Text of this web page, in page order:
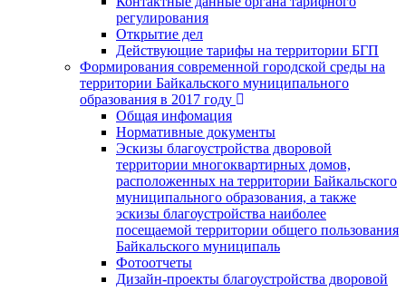
регулирования
Открытие дел
Действующие тарифы на территории БГП
Формирования современной городской среды на
территории Байкальского муниципального
образования в 2017 году
Общая инфомация
Нормативные документы
Эскизы благоустройства дворовой
территории многоквартирных домов,
расположенных на территории Байкальского
муниципального образования, а также
эскизы благоустройства наиболее
посещаемой территории общего пользования
Байкальского муниципаль
Фотоотчеты
Дизайн-проекты благоустройства дворовой